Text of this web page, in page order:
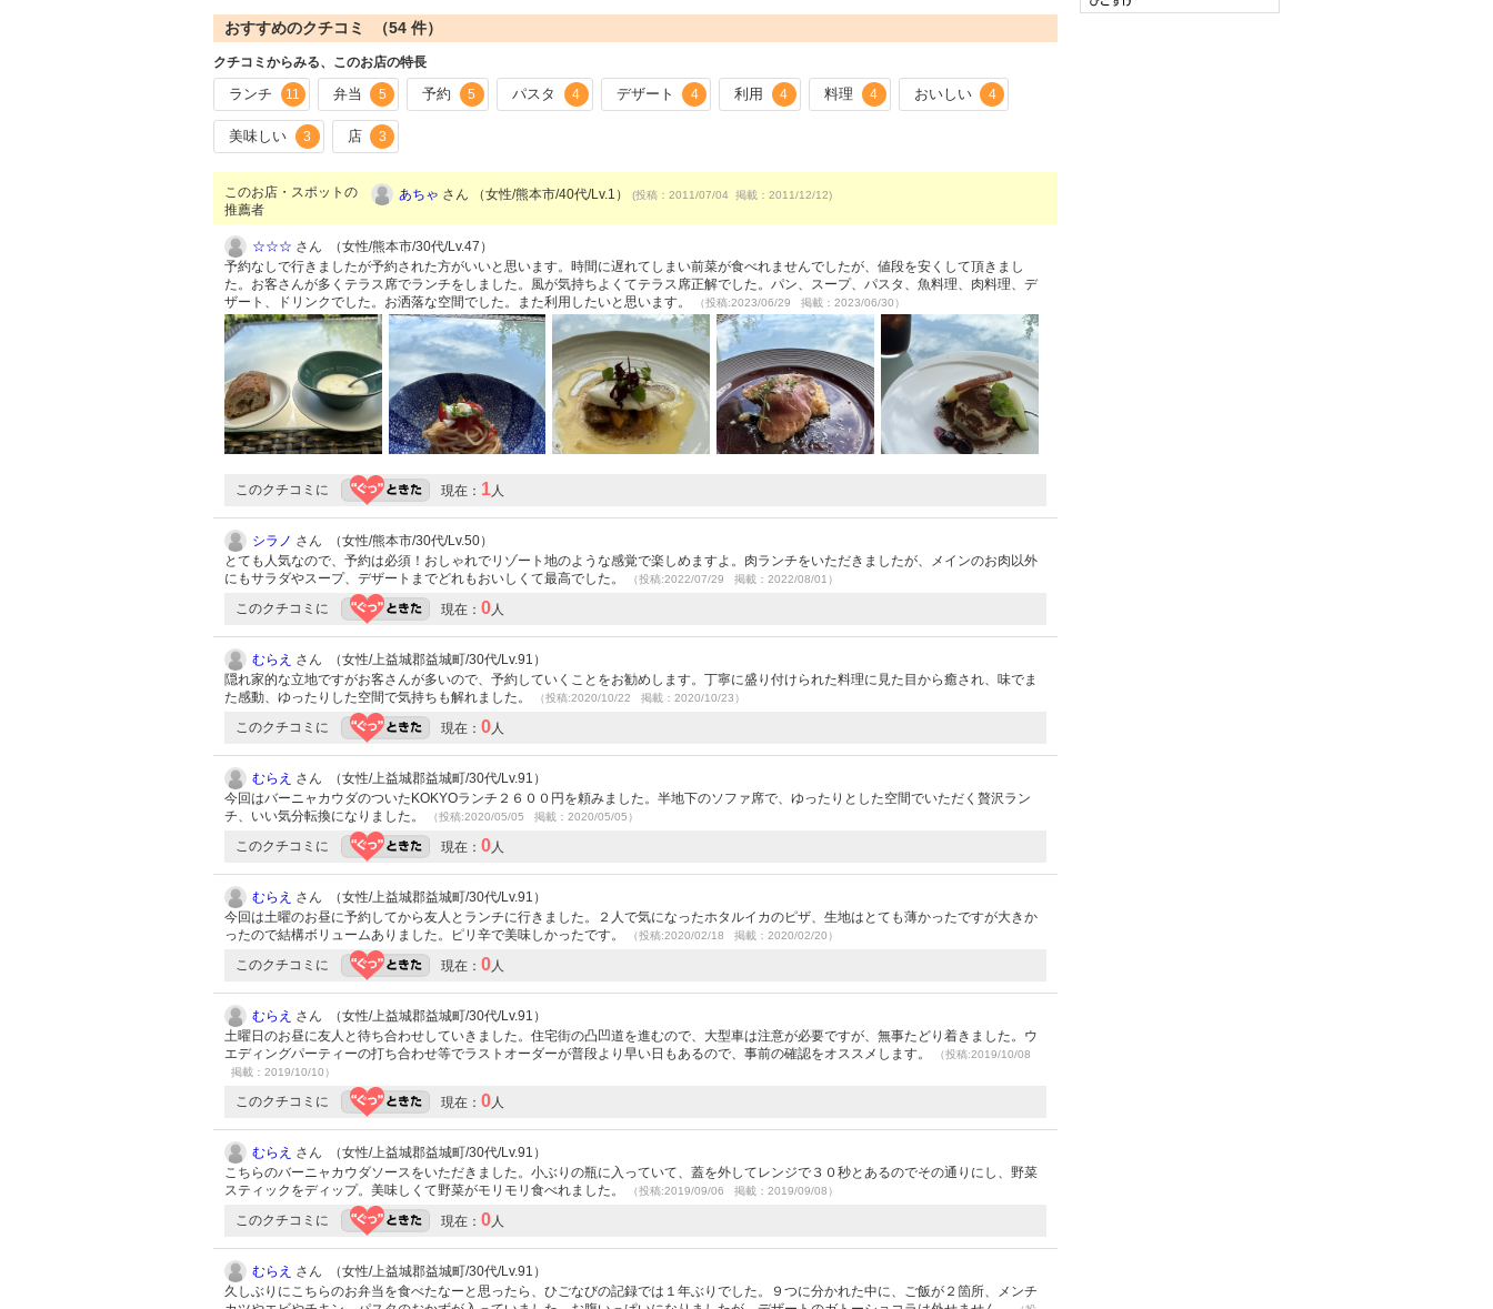
おすすめのクチコミ （54 件）
クチコミからみる、このお店の特長
ランチ 11 弁当 5 予約 5 パスタ 4 デザート 4 利用 4 料理 4 おいしい 4
美味しい 3 店 3
このお店・スポットの
推薦者
あちゃ さん （女性/熊本市/40代/Lv.1） (投稿：2011/07/04 掲載：2011/12/12)
☆☆☆ さん （女性/熊本市/30代/Lv.47）
予約なしで行きましたが予約された方がいいと思います。時間に遅れてしまい前菜が食べれませんでしたが、値段を安くして頂きまし
た。お客さんが多くテラス席でランチをしました。風が気持ちよくてテラス席正解でした。パン、スープ、パスタ、魚料理、肉料理、デ
ザート、ドリンクでした。お洒落な空間でした。また利用したいと思います。
（投稿:2023/06/29 掲載：2023/06/30）
このクチコミに 現在： 1人
シラノ さん （女性/熊本市/30代/Lv.50）
とても人気なので、予約は必須！おしゃれでリゾート地のような感覚で楽しめますよ。肉ランチをいただきましたが、メインのお肉以外
にもサラダやスープ、デザートまでどれもおいしくて最高でした。
（投稿:2022/07/29 掲載：2022/08/01）
このクチコミに 現在： 0人
むらえ さん （女性/上益城郡益城町/30代/Lv.91）
隠れ家的な立地ですがお客さんが多いので、予約していくことをお勧めします。丁寧に盛り付けられた料理に見た目から癒され、味でま
た感動、ゆったりした空間で気持ちも解れました。
（投稿:2020/10/22 掲載：2020/10/23）
このクチコミに 現在： 0人
むらえ さん （女性/上益城郡益城町/30代/Lv.91）
今回はバーニャカウダのついたKOKYOランチ２６００円を頼みました。半地下のソファ席で、ゆったりとした空間でいただく贅沢ラン
チ、いい気分転換になりました。
（投稿:2020/05/05 掲載：2020/05/05）
このクチコミに 現在： 0人
むらえ さん （女性/上益城郡益城町/30代/Lv.91）
今回は土曜のお昼に予約してから友人とランチに行きました。２人で気になったホタルイカのピザ、生地はとても薄かったですが大きか
ったので結構ボリュームありました。ピリ辛で美味しかったです。
（投稿:2020/02/18 掲載：2020/02/20）
このクチコミに 現在： 0人
むらえ さん （女性/上益城郡益城町/30代/Lv.91）
土曜日のお昼に友人と待ち合わせしていきました。住宅街の凸凹道を進むので、大型車は注意が必要ですが、無事たどり着きました。ウ
エディングパーティーの打ち合わせ等でラストオーダーが普段より早い日もあるので、事前の確認をオススメします。
（投稿:2019/10/08
掲載：2019/10/10）
このクチコミに 現在： 0人
むらえ さん （女性/上益城郡益城町/30代/Lv.91）
こちらのバーニャカウダソースをいただきました。小ぶりの瓶に入っていて、蓋を外してレンジで３０秒とあるのでその通りにし、野菜
スティックをディップ。美味しくて野菜がモリモリ食べれました。
（投稿:2019/09/06 掲載：2019/09/08）
このクチコミに 現在： 0人
むらえ さん （女性/上益城郡益城町/30代/Lv.91）
久しぶりにこちらのお弁当を食べたなーと思ったら、ひごなびの記録では１年ぶりでした。９つに分かれた中に、ご飯が２箇所、メンチ